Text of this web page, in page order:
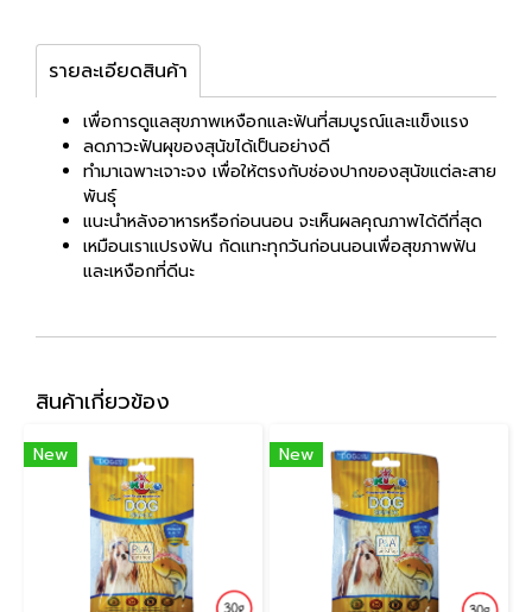
รายละเอียดสินค้า
เพื่อการดูแลสุขภาพเหงือกและฟันที่สมบูรณ์และแข็งแรง
ลดภาวะฟันผุของสุนัขได้เป็นอย่างดี
ทำมาเฉพาะเจาะจง เพื่อให้ตรงกับช่องปากของสุนัขแต่ละสาย
พันธุ์
แนะนำหลังอาหารหรือก่อนนอน จะเห็นผลคุณภาพได้ดีที่สุด
เหมือนเราแปรงฟัน กัดแทะทุกวันก่อนนอนเพื่อสุขภาพฟัน
และเหงือกที่ดีนะ
สินค้าเกี่ยวข้อง
New New